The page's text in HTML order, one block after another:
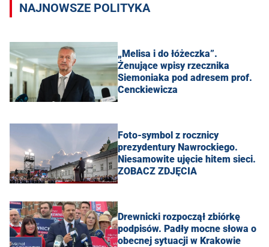
NAJNOWSZE POLITYKA
„Melisa i do łóżeczka”.
Żenujące wpisy rzecznika
Siemoniaka pod adresem prof.
Cenckiewicza
Foto-symbol z rocznicy
prezydentury Nawrockiego.
Niesamowite ujęcie hitem sieci.
ZOBACZ ZDJĘCIA
Drewnicki rozpoczął zbiórkę
podpisów. Padły mocne słowa o
obecnej sytuacji w Krakowie